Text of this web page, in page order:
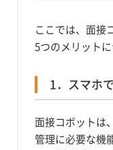
ここでは、面接
5つのメリット
1．スマホ
面接コボットは
管理に必要な機